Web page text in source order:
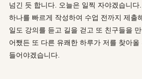
넘긴 듯 합니다. 오늘은 일찍 자야겠습니
하나를 빠르게 작성하여 수업 전까지 제출
일도 강의를 듣고 길을 걷고 또 친구들을
어쨌든 또 다른 유쾌한 하루가 저를 찾아올
들어야겠습니다.